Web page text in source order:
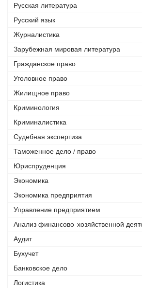
Русская литература
Русский язык
Журналистика
Зарубежная мировая литература
Гражданское право
Уголовное право
Жилищное право
Криминология
Криминалистика
Судебная экспертиза
Таможенное дело / право
Юриспруденция
Экономика
Экономика предприятия
Управление предприятием
Анализ финансово-хозяйственной
Аудит
Бухучет
Банковское дело
Логистика